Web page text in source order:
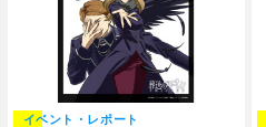
イベント・レポート